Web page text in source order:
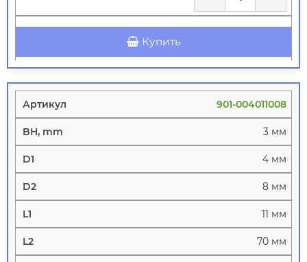
Купить
901-004011008
3 мм
4 мм
8 мм
11 мм
70 мм